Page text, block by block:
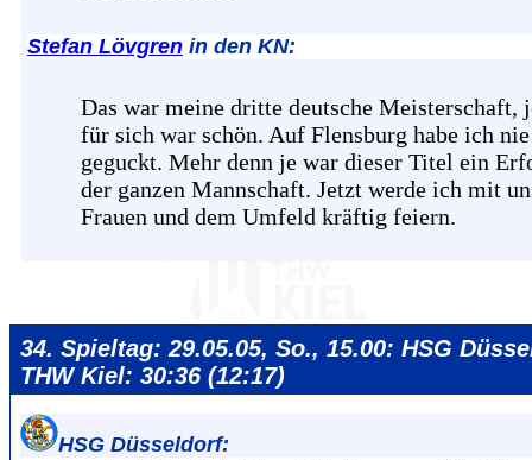
Stefan Lövgren in den KN:
Das war meine dritte deutsche Meisterschaft,
für sich war schön. Auf Flensburg habe ich nie
geguckt. Mehr denn je war dieser Titel ein
der ganzen Mannschaft. Jetzt werde ich mit
Frauen und dem Umfeld kräftig feiern.
34. Spieltag: 29.05.05, So., 15.00: HSG
THW Kiel: 30:36 (12:17)
HSG Düsseldorf: